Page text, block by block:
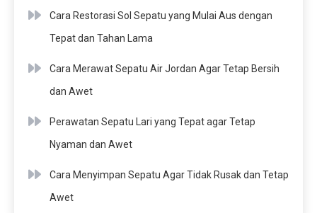
Cara Restorasi Sol Sepatu yang Mulai Aus dengan
Tepat dan Tahan Lama
Cara Merawat Sepatu Air Jordan Agar Tetap Bersih
dan Awet
Perawatan Sepatu Lari yang Tepat agar Tetap
Nyaman dan Awet
Cara Menyimpan Sepatu Agar Tidak Rusak dan Tetap
Awet